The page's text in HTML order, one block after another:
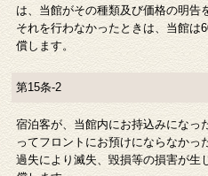
は、当館がその種類及び価格の明告
それを行わなかったときは、当館は
償します。
第15条-2
宿泊客が、当館内にお持込みになっ
ってフロントにお預けにならなかっ
過失により滅失、毀損等の損害が生